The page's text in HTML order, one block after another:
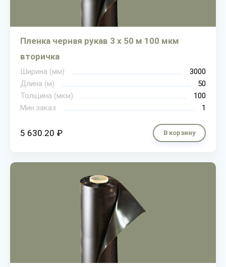
Пленка черная рукав 3 х 50 м 100 мкм
вторичка
Ширина (мм)
3000
Длина (м)
50
Толщина (мкм)
100
Мин.заказ
1
5 630.20 ₽ В корзину